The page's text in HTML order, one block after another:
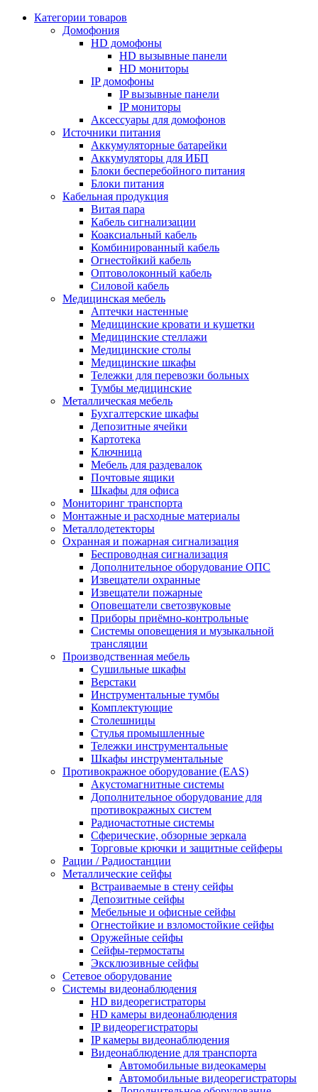
Категории товаров
Домофония
HD домофоны
HD вызывные панели
HD мониторы
IP домофоны
IP вызывные панели
IP мониторы
Аксессуары для домофонов
Источники питания
Аккумуляторные батарейки
Аккумуляторы для ИБП
Блоки бесперебойного питания
Блоки питания
Кабельная продукция
Витая пара
Кабель сигнализации
Коаксиальный кабель
Комбинированный кабель
Огнестойкий кабель
Оптоволоконный кабель
Силовой кабель
Медицинская мебель
Аптечки настенные
Медицинские кровати и кушетки
Медицинские стеллажи
Медицинские столы
Медицинские шкафы
Тележки для перевозки больных
Тумбы медицинские
Металлическая мебель
Бухгалтерские шкафы
Депозитные ячейки
Картотека
Ключница
Мебель для раздевалок
Почтовые ящики
Шкафы для офиса
Мониторинг транспорта
Монтажные и расходные материалы
Металлодетекторы
Охранная и пожарная сигнализация
Беспроводная сигнализация
Дополнительное оборудование ОПС
Извещатели охранные
Извещатели пожарные
Оповещатели светозвуковые
Приборы приёмно-контрольные
Системы оповещения и музыкальной
трансляции
Производственная мебель
Cушильные шкафы
Верстаки
Инструментальные тумбы
Комплектующие
Столешницы
Стулья промышленные
Тележки инструментальные
Шкафы инструментальные
Противокражное оборудование (EAS)
Акустомагнитные системы
Дополнительное оборудование для
противокражных систем
Радиочастотные системы
Сферические, обзорные зеркала
Торговые крючки и защитные сейферы
Рации / Радиостанции
Металлические сейфы
Встраиваемые в стену сейфы
Депозитные сейфы
Мебельные и офисные сейфы
Огнестойкие и взломостойкие сейфы
Оружейные сейфы
Сейфы-термостаты
Эксклюзивные сейфы
Сетевое оборудование
Системы видеонаблюдения
HD видеорегистраторы
HD камеры видеонаблюдения
IP видеорегистраторы
IP камеры видеонаблюдения
Видеонаблюдение для транспорта
Автомобильные видеокамеры
Автомобильные видеорегистраторы